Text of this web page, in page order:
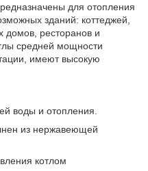
для отопления
зданий: коттеджей,
домов, ресторанов и
средней мощности
имеют высокую
воды и отопления.
из нержавеющей
котлом